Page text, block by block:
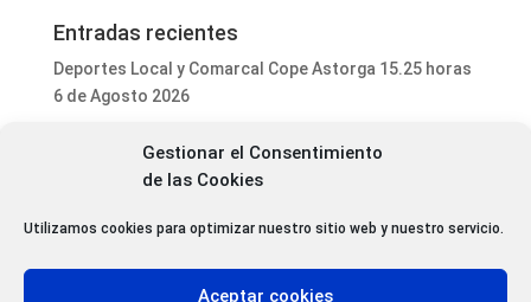
Gestionar el Consentimiento
de las Cookies
Utilizamos cookies para optimizar nuestro sitio web y nuestro servicio.
Aceptar cookies
Entradas recientes
Deportes Local y Comarcal Cope Astorga 15.25 horas
6 de Agosto 2026
Luis Fernández Terrón dona 1.020 euros a la